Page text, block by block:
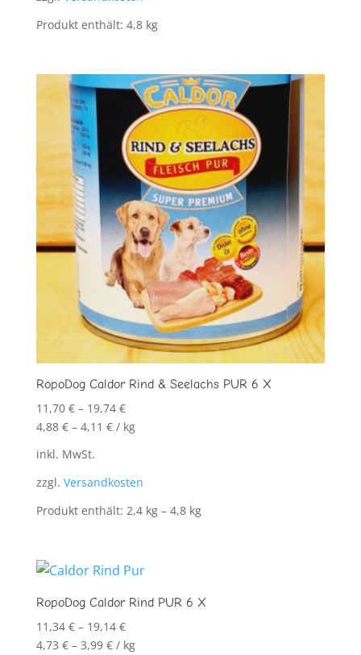
Produkt enthält: 4,8 kg
RopoDog Caldor Rind & Seelachs PUR 6 X
11,70 €– 19,74 €
4,88 €– 4,11 €/ kg
inkl. MwSt.
zzgl. Versandkosten
Produkt enthält: 2,4 kg– 4,8 kg
RopoDog Caldor Rind PUR 6 X
11,34 €– 19,14 €
4,73 €– 3,99 €/ kg